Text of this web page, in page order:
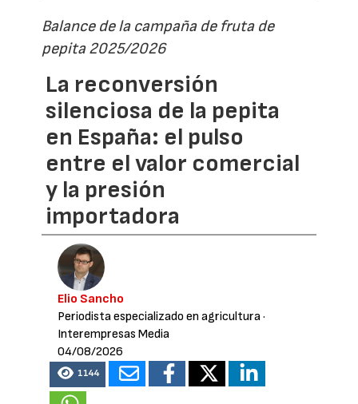
Balance de la campaña de fruta de
pepita 2025/2026
La reconversión
silenciosa de la pepita
en España: el pulso
entre el valor comercial
y la presión
importadora
Elio Sancho
Periodista especializado en agricultura·
Interempresas Media
04/08/2026
1144